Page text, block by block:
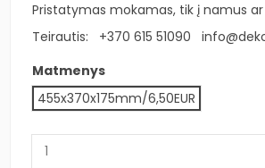
Pristatymas mokamas, tik į namus ar
Teirautis:
+370 615 51090
Matmenys
455x370x175mm/6,50EUR